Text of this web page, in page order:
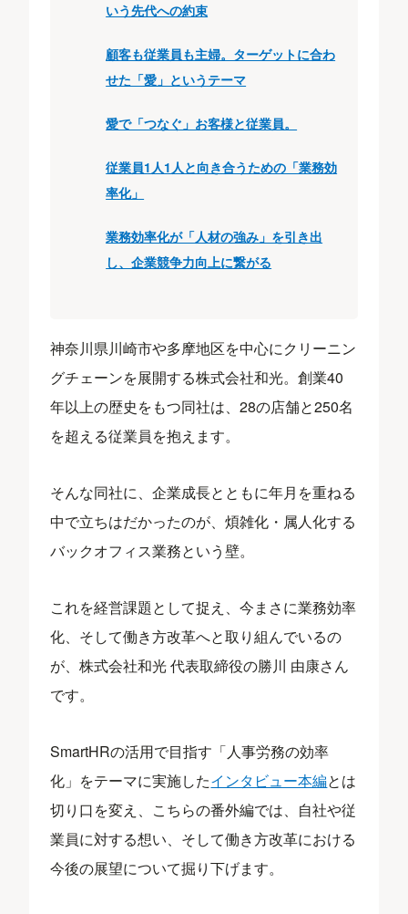
いう先代への約束
顧客も従業員も主婦。ターゲットに合わ
せた「愛」というテーマ
愛で「つなぐ」お客様と従業員。
従業員1人1人と向き合うための「業務効
率化」
業務効率化が「人材の強み」を引き出
し、企業競争力向上に繋がる
神奈川県川崎市や多摩地区を中心にクリーニン
グチェーンを展開する株式会社和光。創業40
年以上の歴史をもつ同社は、28の店舗と250名
を超える従業員を抱えます。
そんな同社に、企業成長とともに年月を重ねる
中で立ちはだかったのが、煩雑化・属人化する
バックオフィス業務という壁。
これを経営課題として捉え、今まさに業務効率
化、そして働き方改革へと取り組んでいるの
が、株式会社和光 代表取締役の勝川 由康さん
です。
SmartHRの活用で目指す「人事労務の効率
化」をテーマに実施したインタビュー本編とは
切り口を変え、こちらの番外編では、自社や従
業員に対する想い、そして働き方改革における
今後の展望について掘り下げます。